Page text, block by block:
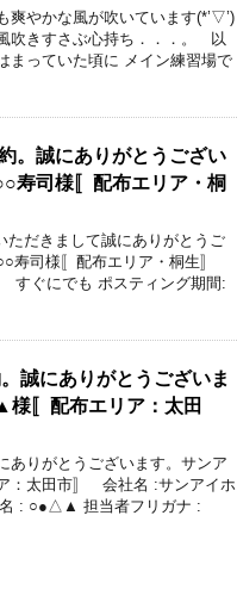
爽やかな風が吹いています(*’▽’)
吹きすさぶ心持ち．．．。 以
まっていた頃に メイン練習場で
誠にありがとうござい
寿司様〚配布エリア・桐
だきまして誠にありがとうご
寿司様〚配布エリア・桐生〛
すぐにでも ポスティング期間:
誠にありがとうございま
〚配布エリア：太田
ありがとうございます。サンア
：太田市〛 会社名 :サンアイホ
: ○●△▲ 担当者フリガナ :